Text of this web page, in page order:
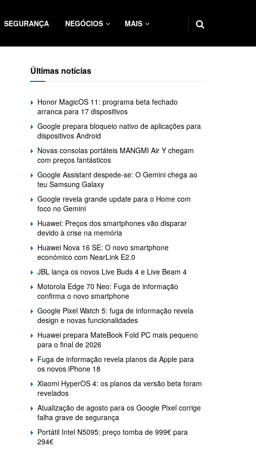
SEGURANÇA NEGÓCIOS MAIS
Últimas notícias
Honor MagicOS 11: programa beta fechado
arranca para 17 dispositivos
Google prepara bloqueio nativo de aplicações para
dispositivos Android
Novas consolas portáteis MANGMI Air Y chegam
com preços fantásticos
Google Assistant despede-se: O Gemini chega ao
teu Samsung Galaxy
Google revela grande update para o Home com
foco no Gemini
Huawei: Preços dos smartphones vão disparar
devido à crise na memória
Huawei Nova 16 SE: O novo smartphone
económico com NearLink E2.0
JBL lança os novos Live Buds 4 e Live Beam 4
Motorola Edge 70 Neo: Fuga de informação
confirma o novo smartphone
Google Pixel Watch 5: fuga de informação revela
design e novas funcionalidades
Huawei prepara MateBook Fold PC mais pequeno
para o final de 2026
Fuga de informação revela planos da Apple para
os novos iPhone 18
Xiaomi HyperOS 4: os planos da versão beta foram
revelados
Atualização de agosto para os Google Pixel corrige
falha grave de segurança
Portátil Intel N5095: preço tomba de 999€ para
294€